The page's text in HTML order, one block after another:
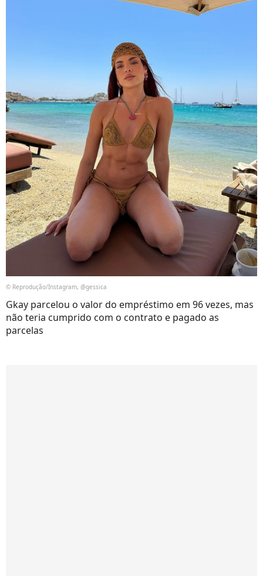
© Reprodução/Instagram, @gessica
Gkay parcelou o valor do empréstimo em 96 vezes, mas
não teria cumprido com o contrato e pagado as
parcelas